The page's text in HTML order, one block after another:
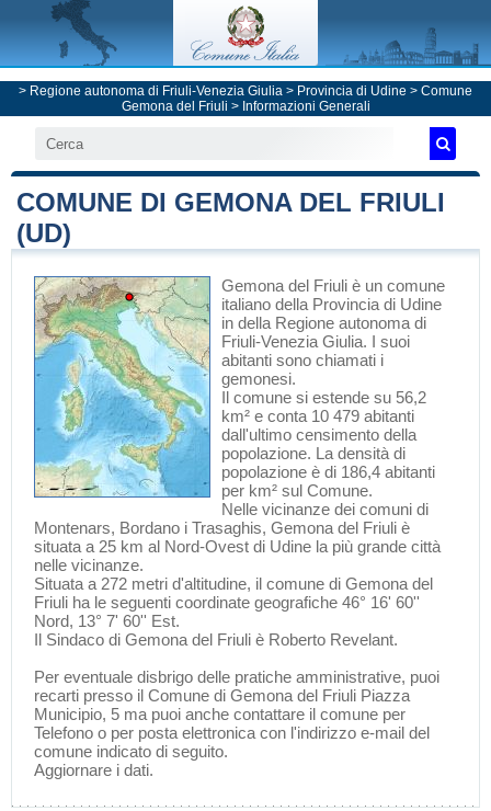
> Regione autonoma di Friuli-Venezia Giulia > Provincia di Udine > Comune
Gemona del Friuli > Informazioni Generali
COMUNE DI GEMONA DEL FRIULI
(UD)
Gemona del Friuli è un comune
italiano della Provincia di Udine
in della Regione autonoma di
Friuli-Venezia Giulia. I suoi
abitanti sono chiamati i
gemonesi.
Il comune si estende su 56,2
km² e conta 10 479 abitanti
dall'ultimo censimento della
popolazione. La densità di
popolazione è di 186,4 abitanti
per km² sul Comune.
Nelle vicinanze dei comuni di
Montenars, Bordano i Trasaghis, Gemona del Friuli è
situata a 25 km al Nord-Ovest di Udine la più grande città
nelle vicinanze.
Situata a 272 metri d'altitudine, il comune di Gemona del
Friuli ha le seguenti coordinate geografiche 46° 16' 60''
Nord, 13° 7' 60'' Est.
Il Sindaco di Gemona del Friuli è Roberto Revelant.
Per eventuale disbrigo delle pratiche amministrative, puoi
recarti presso il Comune di Gemona del Friuli Piazza
Municipio, 5 ma puoi anche contattare il comune per
Telefono o per posta elettronica con l'indirizzo e-mail del
comune indicato di seguito.
Aggiornare i dati.